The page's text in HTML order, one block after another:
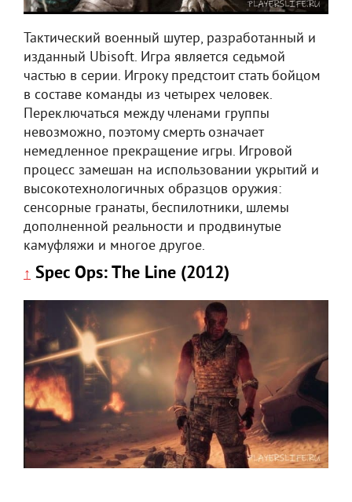
Тактический военный шутер, разработанный и
изданный Ubisoft. Игра является седьмой
частью в серии. Игроку предстоит стать бойцом
в составе команды из четырех человек.
Переключаться между членами группы
невозможно, поэтому смерть означает
немедленное прекращение игры. Игровой
процесс замешан на использовании укрытий и
высокотехнологичных образцов оружия:
cенсорные гранаты, беспилотники, шлемы
дополненной реальности и продвинутые
камуфляжи и многое другое.
↑ Spec Ops: The Line (2012)